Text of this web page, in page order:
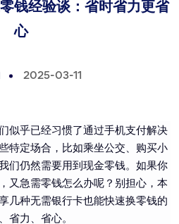
钱经验谈：省时省力更省
心
2025-03-11
似乎已经习惯了通过手机支付解决
特定场合，比如乘坐公交、购买小
们仍然需要用到现金零钱。如果你
又急需零钱怎么办呢？别担心，本
几种无需银行卡也能快速换零钱的
省力、省心。